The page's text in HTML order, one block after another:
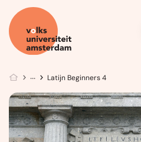
Latijn Beginners 4